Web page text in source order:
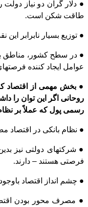
● دلار گران دو نیاز دولت
طاقت شکن است.
● توزیع بسیار نابرابر
● در سطح کشور، مناطق
عوامل ایجاد کننده
● بخش مهمی از اقتصاد
روحانی اگر این توان را
رسمی پول که عملاً بر
● نظام بانکی در
● شرکتهای دولتی نیز
فرصتی هستند – دارند.
● چشم انداز اقتصاد
● مصرف محور بودن